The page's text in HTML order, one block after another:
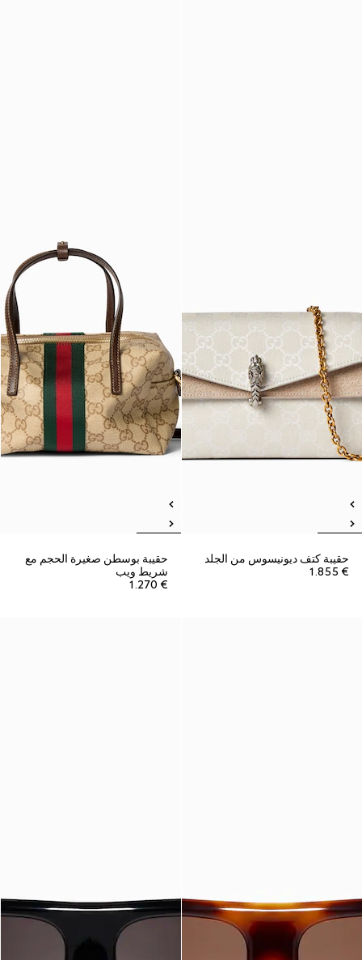
حقيبة كتف ديونيسوس من الجلد
€ 1.855
حقيبة بوسطن صغيرة الحجم مع
شريط ويب
€ 1.270